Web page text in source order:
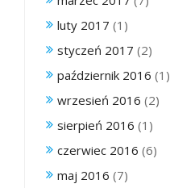
luty 2017 (1)
styczeń 2017 (2)
październik 2016 (1)
wrzesień 2016 (2)
sierpień 2016 (1)
czerwiec 2016 (6)
maj 2016 (7)